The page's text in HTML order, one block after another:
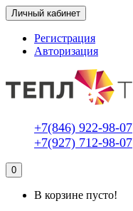
Личный кабинет
Регистрация
Авторизация
+7(846) 922-98-07
+7(927) 712-98-07
0
В корзине пусто!